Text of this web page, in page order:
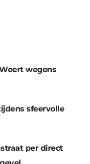
wegens
sfeervolle
per direct